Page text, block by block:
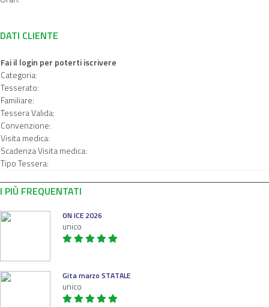
DATI CLIENTE
Fai il login per poterti iscrivere
Categoria:
Tesserato:
Familiare:
Tessera Valida:
Convenzione:
Visita medica:
Scadenza Visita medica:
Tipo Tessera:
I PIÙ FREQUENTATI
ON ICE 2026
unico
Gita marzo STATALE
unico